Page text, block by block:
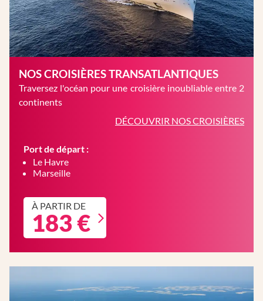
NOS CROISIÈRES TRANSATLANTIQUES
Traversez l'océan pour une croisière inoubliable entre 2
continents
DÉCOUVRIR NOS CROISIÈRES
Port de départ :
Le Havre
Marseille
À PARTIR DE
183 €